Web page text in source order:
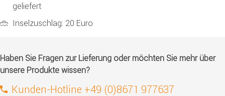
geliefert
Inselzuschlag: 20 Euro
Haben Sie Fragen zur Lieferung oder möchten Sie mehr über
unsere Produkte wissen?
Kunden-Hotline +49 (0)8671 977637